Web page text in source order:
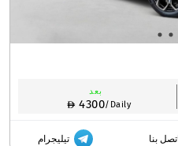
بعد
4300/Daily
اتصل بنا تيليجرام